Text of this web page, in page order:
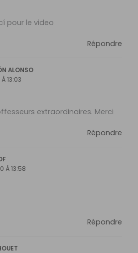
pour le video
Répondre
ALONSO
13:03
extraordinaires. Merci
Répondre
À 13:58
Répondre